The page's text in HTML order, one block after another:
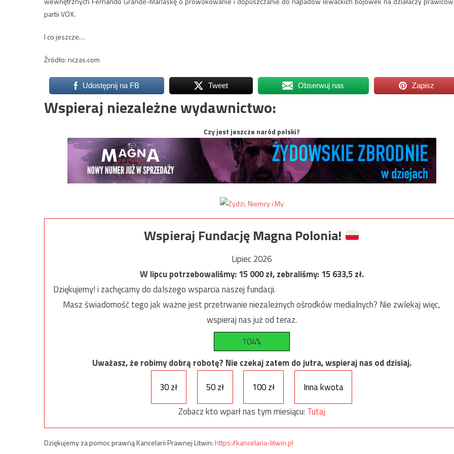
partii VOX.
I co jeszcze…
Źródło: nczas.com
Udostępnij na FB Tweet Obserwuj nas Zapisz
Wspieraj niezależne wydawnictwo:
Czy jest jeszcze naród polski?
Wspieraj Fundację Magna Polonia!
Lipiec 2026
W lipcu potrzebowaliśmy:15 000zł, zebraliśmy:15 633,5zł.
Dziękujemy! i zachęcamy do dalszego wsparcia naszej fundacji.
Masz świadomość tego jak ważne jest przetrwanie niezależnych ośrodków medialnych? Nie zwlekaj więc,
wspieraj nas już od teraz.
104%
Uważasz, że robimy dobrą robotę? Nie czekaj zatem do jutra, wspieraj nas od dzisiaj.
30 zł
50 zł 100 zł
Inna kwota
Zobacz kto wparł nas tym miesiącu: Tutaj
Dziękujemy za pomoc prawną Kancelarii Prawnej Litwin:https://kancelaria-litwin.pl